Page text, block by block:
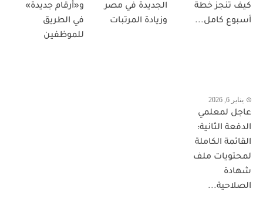
كيف تنجز خطة
أسبوع كامل...
الجديدة في مصر
وزيادة المرتبات
و«أرقام جديدة»
في الطريق
للموظفين
يناير 6, 2026
عاجل لمعلمي
الدفعة الثانية:
القائمة الكاملة
لمحتويات ملف
شهادة
الصلاحية...